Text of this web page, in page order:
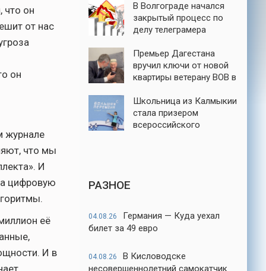
что он
от нас
он
журнале
что мы
И
цифровую
её
И в
В Волгограде начался
закрытый процесс по
делу телеграмера
Премьер Дагестана
вручил ключи от новой
квартиры ветерану ВОВ в
Школьница из Калмыкии
стала призером
всероссийского
РАЗНОЕ
04.08.26
Германия — Куда уехал
билет за 49 евро
04.08.26
В Кисловодске
несовершеннолетний самокатчик